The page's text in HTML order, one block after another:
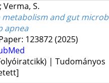
; Verma, S.
and gut
apnea
123872(2025)
| Tudományos